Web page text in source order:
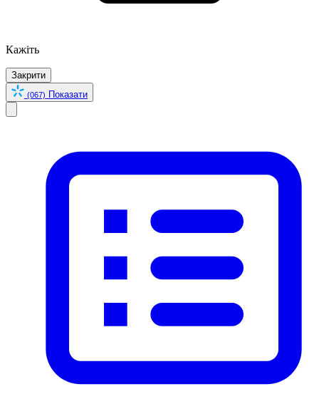
Кажіть
Закрити
(067) Показати